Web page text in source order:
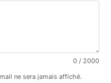
0 / 2000
ne sera jamais affiché.